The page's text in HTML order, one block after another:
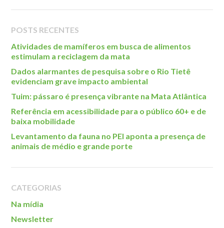
Blog
Newsletter
Notícias
Contato
Contato
Como chegar
Perguntas frequentes
Assessoria de Imprensa
Localização
POSTS RECENTES
Atividades de mamíferos em busca de alimentos
estimulam a reciclagem da mata
Dados alarmantes de pesquisa sobre o Rio Tietê
evidenciam grave impacto ambiental
Tuim: pássaro é presença vibrante na Mata Atlântica
Referência em acessibilidade para o público 60+ e de
baixa mobilidade
Levantamento da fauna no PEI aponta a presença de
animais de médio e grande porte
CATEGORIAS
Na mídia
Newsletter